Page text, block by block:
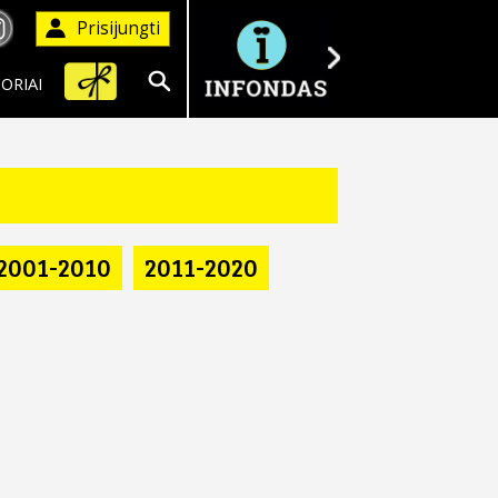
Prisijungti
Ieškoti
2010
2011-2020